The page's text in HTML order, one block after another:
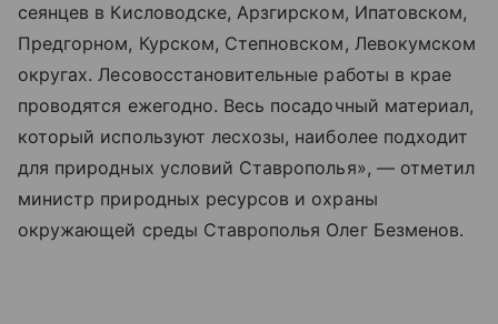
сеянцев в Кисловодске, Арзгирском, Ипатовском,
Предгорном, Курском, Степновском, Левокумском
округах. Лесовосстановительные работы в крае
проводятся ежегодно. Весь посадочный материал,
который используют лесхозы, наиболее подходит
для природных условий Ставрополья», — отметил
министр природных ресурсов и охраны
окружающей среды Ставрополья Олег Безменов.